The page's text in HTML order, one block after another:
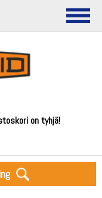
on tyhjä!